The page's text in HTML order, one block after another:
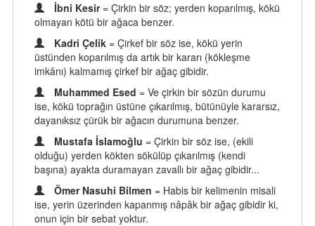
İbni Kesir = Çirkin bir söz; yerden koparılmış, kökü
olmayan kötü bir ağaca benzer.
Kadri Çelik = Çirkef bir söz ise, kökü yerin
üstünden koparılmış da artık bir kararı (kökleşme
imkânı) kalmamış çirkef bir ağaç gibidir.
Muhammed Esed = Ve çirkin bir sözün durumu
ise, kökü toprağın üstüne çıkarılmış, bütünüyle kararsız,
dayanıksız çürük bir ağacın durumuna benzer.
Mustafa İslamoğlu = Çirkin bir söz ise, (ekili
olduğu) yerden kökten sökülüp çıkarılmış (kendi
başına) ayakta duramayan zavallı bir ağaç gibidir...
Ömer Nasuhi Bilmen = Habis bir kelimenin misali
ise, yerin üzerinden kapanmış nâpâk bir ağaç gibidir ki,
onun için bir sebat yoktur.